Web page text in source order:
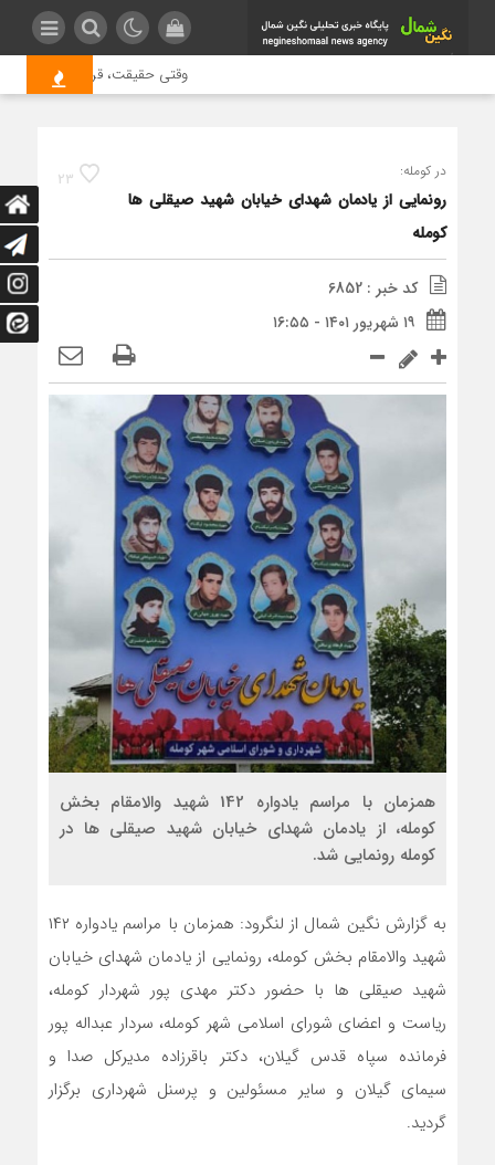
وقتی حقیقت، قربانی بازدید
23 در کومله:
رونمایی از یادمان شهدای خیابان شهید صیقلی ها
کومله
کد خبر : 6852
۱۹ شهریور ۱۴۰۱ - ۱۶:۵۵
همزمان با مراسم یادواره 142 شهید والامقام بخش
کومله، از یادمان شهدای خیابان شهید صیقلی ها در
کومله رونمایی شد.
به گزارش نگین شمال از لنگرود: همزمان با مراسم یادواره ۱۴۲
شهید والامقام بخش کومله، رونمایی از یادمان شهدای خیابان
شهید صیقلی ها با حضور دکتر مهدی پور شهردار کومله،
ریاست و اعضای شورای اسلامی شهر کومله، سردار عبداله پور
فرمانده سپاه قدس گیلان، دکتر باقرزاده مدیرکل صدا و
سیمای گیلان و سایر مسئولین و پرسنل شهرداری برگزار
گردید.